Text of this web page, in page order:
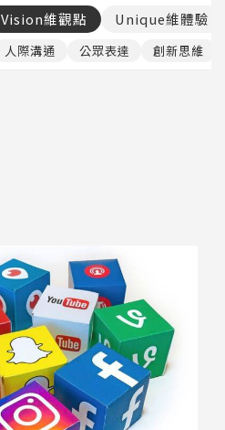
Vision維觀點 Unique維體驗
人際溝通 公眾表達 創新思維